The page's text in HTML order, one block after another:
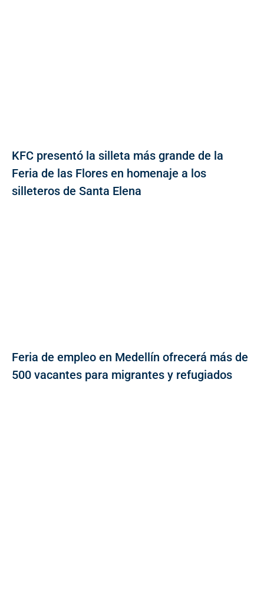
KFC presentó la silleta más grande de la
Feria de las Flores en homenaje a los
silleteros de Santa Elena
Feria de empleo en Medellín ofrecerá más de
500 vacantes para migrantes y refugiados